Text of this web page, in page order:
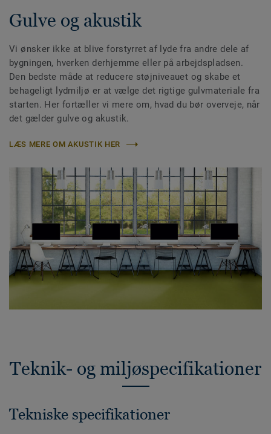
Gulve og akustik
Vi ønsker ikke at blive forstyrret af lyde fra andre dele af
bygningen, hverken derhjemme eller på arbejdspladsen.
Den bedste måde at reducere støjniveauet og skabe et
behageligt lydmiljø er at vælge det rigtige gulvmateriale fra
starten. Her fortæller vi mere om, hvad du bør overveje, når
det gælder gulve og akustik.
LÆS MERE OM AKUSTIK HER
Teknik- og miljøspecifikationer
Tekniske specifikationer